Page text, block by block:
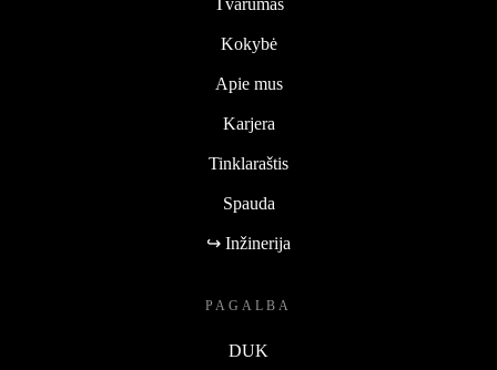
Tvarumas
Kokybė
Apie mus
Karjera
Tinklaraštis
Spauda
↪ Inžinerija
PAGALBA
DUK